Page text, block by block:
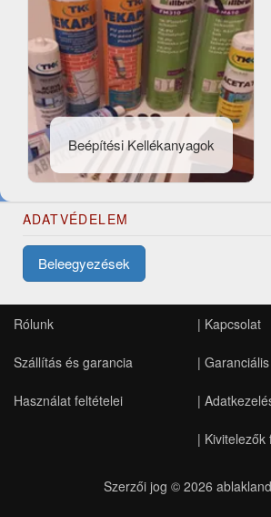
Beépítési Kellékanyagok
ADATVÉDELEM
Beleegyezések
Rólunk
Szállítás és garancia
Használat feltételei
| Kapcsolat
|
|
| Kivitelezők
Szerzői jog © 2026